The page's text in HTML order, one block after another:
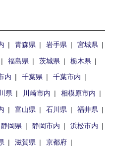
青森県 岩手県
宮城県
福島県 茨城県
栃木県
内 千葉県
千葉市内
県 川崎市内
相模原市内
富山県 石川県
福井県
静岡県 静岡市内
浜松市内
滋賀県
京都府